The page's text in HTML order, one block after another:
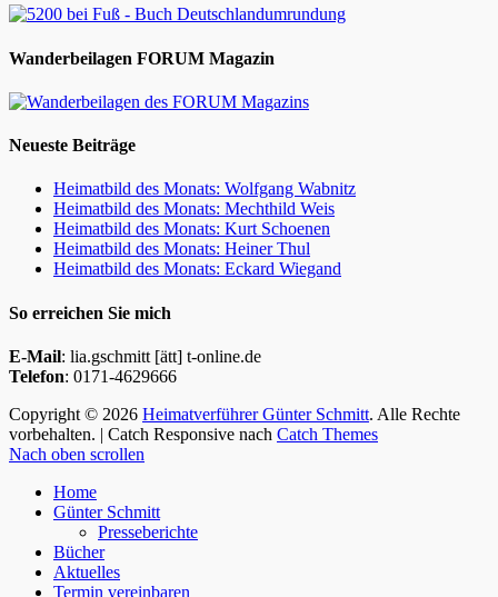
Wanderbeilagen FORUM Magazin
Neueste Beiträge
Heimatbild des Monats: Wolfgang Wabnitz
Heimatbild des Monats: Mechthild Weis
Heimatbild des Monats: Kurt Schoenen
Heimatbild des Monats: Heiner Thul
Heimatbild des Monats: Eckard Wiegand
So erreichen Sie mich
E-Mail: lia.gschmitt [ätt] t-online.de
Telefon: 0171-4629666
Copyright © 2026 Heimatverführer Günter Schmitt. Alle Rechte
vorbehalten. | Catch Responsive nach Catch Themes
Nach oben scrollen
Home
Günter Schmitt
Presseberichte
Bücher
Aktuelles
Termin vereinbaren